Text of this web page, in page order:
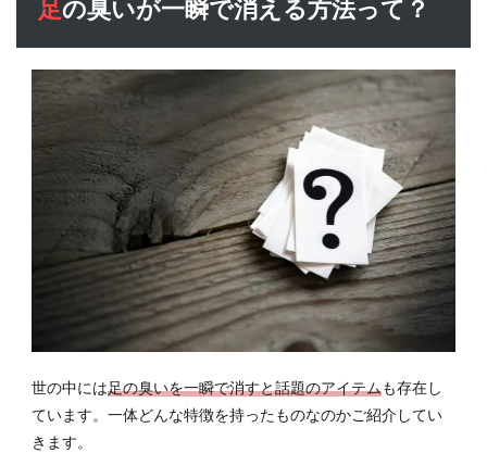
足の臭いが一瞬で消える方法って？
世の中には足の臭いを一瞬で消すと話題のアイテムも存在し
ています。一体どんな特徴を持ったものなのかご紹介してい
きます。